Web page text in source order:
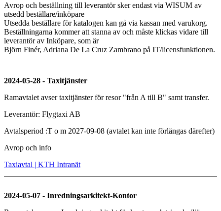
Avrop och beställning till leverantör sker endast via WISUM av
utsedd beställare/inköpare
Utsedda beställare för katalogen kan gå via kassan med varukorg.
Beställningarna kommer att stanna av och måste klickas vidare till
leverantör av Inköpare, som är
Björn Finér, Adriana De La Cruz Zambrano på IT/licensfunktionen.
2024-05-28 - Taxitjänster
Ramavtalet avser taxitjänster för resor "från A till B" samt transfer.
Leverantör: Flygtaxi AB
Avtalsperiod :T o m 2027-09-08 (avtalet kan inte förlängas därefter)
Avrop och info
Taxiavtal | KTH Intranät
2024-05-07 - Inredningsarkitekt-Kontor